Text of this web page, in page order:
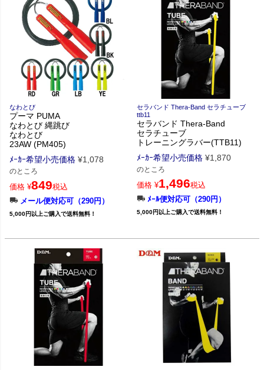
なわとび
プーマ PUMA
なわとび 縄跳び
なわとび
23AW (PM405)
ﾒｰｶｰ希望小売価格 ¥1,078
のところ
価格 ¥849税込
メール便対応可（290円）
5,000円以上ご購入で送料無料！
セラバンド Thera-Band セラチューブ
ttb11
セラバンド Thera-Band
セラチューブ
トレーニングラバー(TTB11)
ﾒｰｶｰ希望小売価格 ¥1,870
のところ
価格 ¥1,496税込
ﾒｰﾙ便対応可（290円）
5,000円以上ご購入で送料無料！